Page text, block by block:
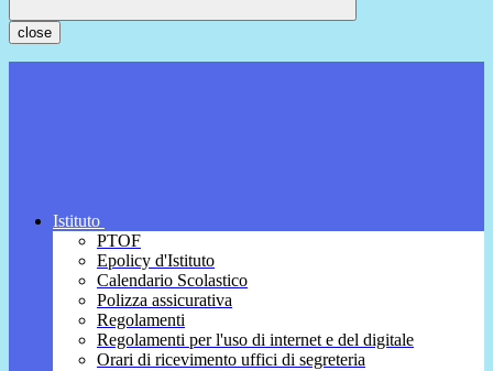
close
Istituto
PTOF
Epolicy d'Istituto
Calendario Scolastico
Polizza assicurativa
Regolamenti
Regolamenti per l'uso di internet e del digitale
Orari di ricevimento uffici di segreteria